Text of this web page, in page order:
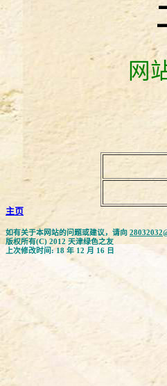
工
网
主页
如有关于本网站的问题或建议，请向
版权所有(C) 2012 天津绿色之友
上次修改时间: 18 年 12 月 16 日